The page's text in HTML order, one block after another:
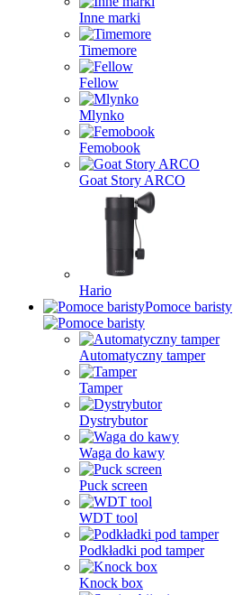
Inne marki
Timemore
Fellow
Mlynko
Femobook
Goat Story ARCO
Hario
Pomoce baristy
Automatyczny tamper
Tamper
Dystrybutor
Waga do kawy
Puck screen
WDT tool
Podkładki pod tamper
Knock box